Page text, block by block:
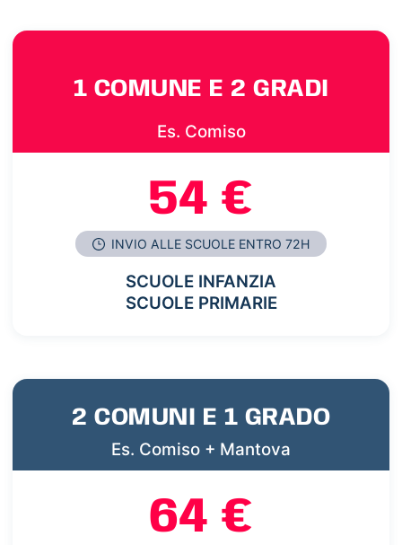
1 COMUNE E 2 GRADI
Es. Comiso
54 €
INVIO ALLE SCUOLE ENTRO 72H
SCUOLE INFANZIA
SCUOLE PRIMARIE
2 COMUNI E 1 GRADO
Es. Comiso + Mantova
64 €